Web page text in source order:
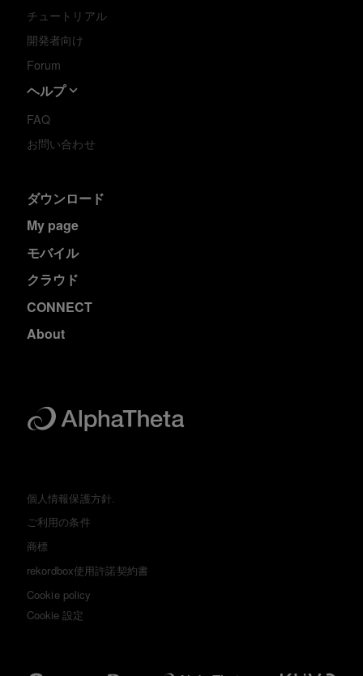
チュートリアル
開発者向け
Forum
ヘルプ
FAQ
お問い合わせ
ダウンロード
My page
モバイル
クラウド
CONNECT
About
個人情報保護方針.
ご利用の条件
商標
rekordbox使用許諾契約書
Cookie policy
Cookie 設定